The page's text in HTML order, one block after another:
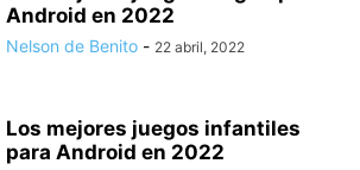
Android en 2022
Nelson de Benito - 22 abril, 2022
Los mejores juegos infantiles
para Android en 2022